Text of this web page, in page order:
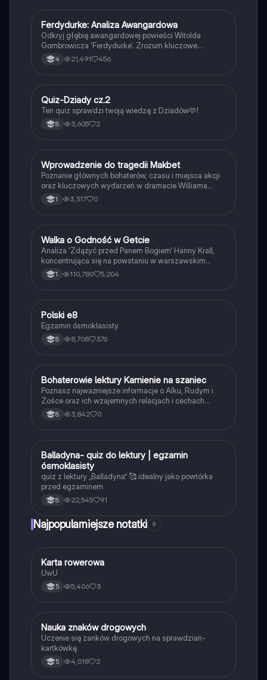
utworze.
Język polski
Ferdydurke: Analiza Awangardowa
Odkryj głębię awangardowej powieści Witolda
Gombrowicza 'Ferdydurke'. Zrozum kluczowe
motywy, takie jak tożsamość, niedojrzałość i rola
szkoły w kształtowaniu jednostki. Poznaj bohaterów,
Typ: streszczenie i analiza.
4 21,491 456
QJęzyk polski
Quiz-Dziady cz.2
Ten quiz sprawdzi twoją wiedzę z Dziadów🫶!
8 3,605 2
WJęzyk polski
Wprowadzenie do tragedii Makbet
Poznanie głównych bohaterów, czasu i miejsca akcji
oraz kluczowych wydarzeń w dramacie Williama
Szekspira.
1 3,317 0
Język polski
Walka o Godność w Getcie
Analiza 'Zdążyć przed Panem Bogiem' Hanny Krall,
koncentrująca się na powstaniu w warszawskim
getcie oraz dążeniu do godnej śmierci. Obejmuje
kluczowe wydarzenia, postacie oraz filozoficzne
1 110,780 5,204
Język polski
Polski e8
Egzamin ósmoklasisty
8 8,708 376
BJęzyk polski
Bohaterowie lektury Kamienie na szaniec
Poznasz najważniejsze informacje o Alku, Rudym i
Zośce oraz ich wzajemnych relacjach i cechach
charakteru.
8 3,842 0
BJęzyk polski
Balladyna- quiz do lektury | egzamin
ósmoklasisty
quiz z lektury „Balladyna” 🥰 idealny jako powtórka
przed egzaminem
8 22,545 91
Najpopularniejsze notatki 9
KTechnika
Karta rowerowa
UwU
5 5,406 3
NTechnika
Nauka znaków drogowych
Uczenie się zanków drogowych na sprawdzian-
kartkówkę
5 4,018 2